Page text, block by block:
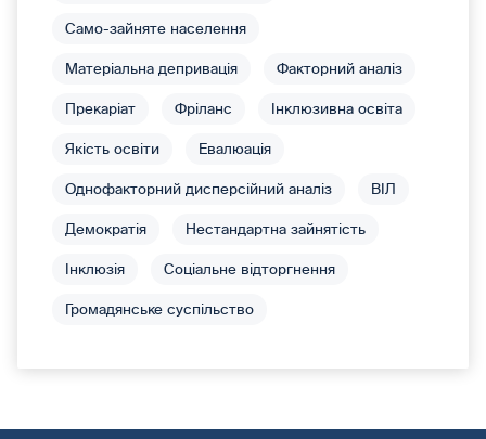
Само-зайняте населення
Матеріальна депривація Факторний аналіз
Прекаріат Фріланс Інклюзивна освіта
Якість освіти Евалюація
Однофакторний дисперсійний аналіз ВІЛ
Демократія Нестандартна зайнятість
Інклюзія Соціальне відторгнення
Громадянське суспільство